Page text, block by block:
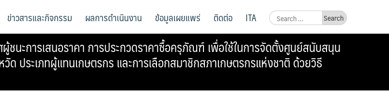
Search
for:
ข่าวสารและกิจกรรม ผลการดำเนินงาน ข้อมูลเผยแพร่ ติดต่อ ITA
ชนะการเสนอราคา การประกวดราคาซื้อครุภัณฑ์ เพื่อใช้ในการจัดตั้งศูนย์สนับสนุน
ด ประเภทผู้แทนเกษตรกร และการเลือกสมาชิกสภาเกษตรกรแห่งชาติ ด้วยวิธี